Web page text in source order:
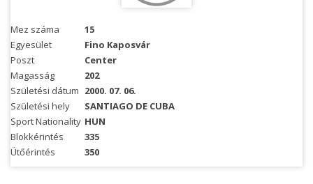
Mez száma
15
Egyesület
Fino Kaposvár
Poszt
Center
Magasság
202
Születési dátum 2000. 07. 06.
Születési hely
SANTIAGO DE CUBA
Sport Nationality HUN
Blokkérintés
335
Ütőérintés
350